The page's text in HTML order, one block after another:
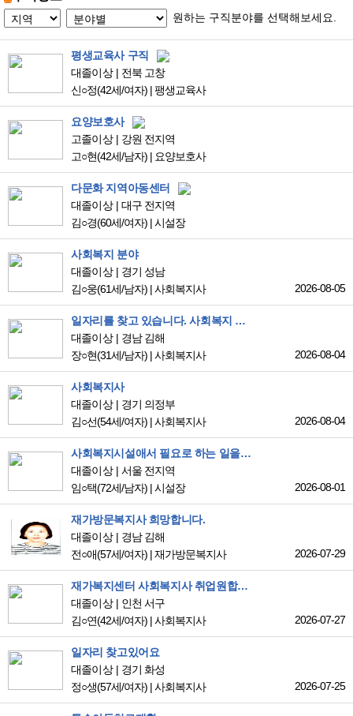
원하는 구직분야를 선택해보세요.
평생교육사 구직
대졸이상
전북 고창
신○정(42세/여자) |팽생교육사
요양보호사
고졸이상
강원 전지역
고○현(42세/남자) | 요양보호사
다문화 지역아동센터
대졸이상
대구 전지역
김○경(60세/여자) |시설장
사회복지 분야
대졸이상
경기 성남
김○웅(61세/남자) |사회복지사 2026-08-05
일자리를 찾고 있습니다. 사회복지 분야(노인)에 취업 희망합니다.
대졸이상
경남 김해
장○현(31세/남자) |사회복지사 2026-08-04
사회복지사
대졸이상
경기 의정부
김○선(54세/여자) |사회복지사 2026-08-04
사회복지시설애서 필요로 하는 일을 하고 싶습니다.
대졸이상
서울 전지역
임○택(72세/남자) |시설장 2026-08-01
재가방문복지사 희망합니다.
대졸이상
경남 김해
전○애(57세/여자) |재가방문복지사 2026-07-29
재가복지센터 사회복지사 취업원합니다.
대졸이상
인천 서구
김○연(42세/여자) |사회복지사 2026-07-27
일자리 찾고있어요
대졸이상
경기 화성
정○생(57세/여자) |사회복지사 2026-07-25